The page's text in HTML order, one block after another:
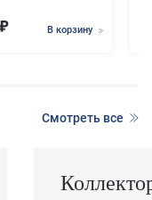
В корзину
Смотреть все